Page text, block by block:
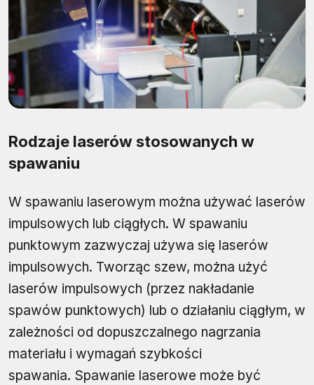
Rodzaje laserów stosowanych w
spawaniu
W spawaniu laserowym można używać laserów
impulsowych lub ciągłych. W spawaniu
punktowym zazwyczaj używa się laserów
impulsowych. Tworząc szew, można użyć
laserów impulsowych (przez nakładanie
spawów punktowych) lub o działaniu ciągłym, w
zależności od dopuszczalnego nagrzania
materiału i wymagań szybkości
spawania. Spawanie laserowe może być